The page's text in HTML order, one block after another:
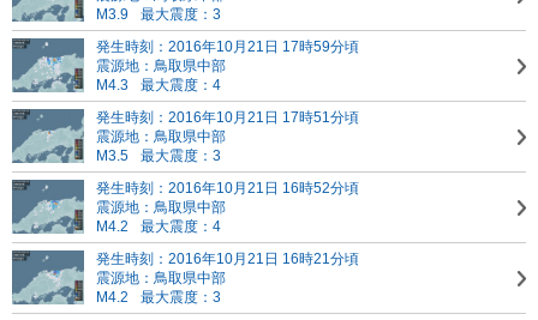
M3.9
最大震度：3
発生時刻：2016年10月21日 17時59分頃
震源地：鳥取県中部
M4.3
最大震度：4
発生時刻：2016年10月21日 17時51分頃
震源地：鳥取県中部
M3.5
最大震度：3
発生時刻：2016年10月21日 16時52分頃
震源地：鳥取県中部
M4.2
最大震度：4
発生時刻：2016年10月21日 16時21分頃
震源地：鳥取県中部
M4.2
最大震度：3